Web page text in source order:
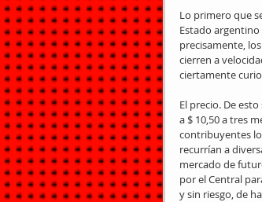
Lo primero que
Estado
precisamente,
cierren a
ciertamente
El precio. De
a $ 10,50 a tres
contribuyentes
recurrían a
mercado de
por el Central
y sin riesgo, de